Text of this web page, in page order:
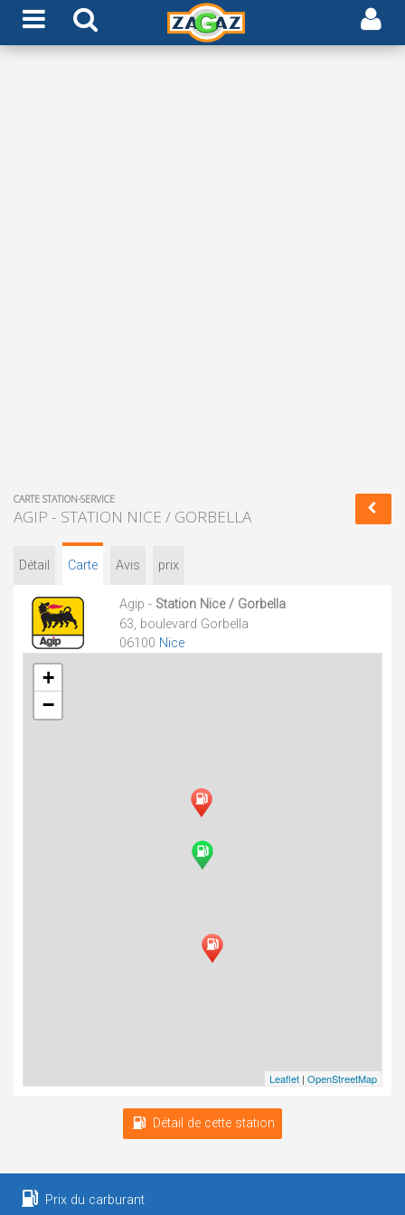
CARTE STATION-SERVICE
AGIP - STATION NICE / GORBELLA
Détail Carte Avis prix
Agip - Station Nice / Gorbella
63, boulevard Gorbella
06100 Nice
+
−
Leaflet | OpenStreetMap
Détail de cette station
Prix du carburant